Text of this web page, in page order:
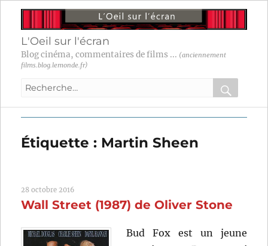
L'Oeil sur l'écran
Blog cinéma, commentaires de films ... (anciennement
films.blog.lemonde.fr)
Recherche
:
OK
Étiquette : Martin Sheen
28 octobre 2016
Wall Street (1987) de Oliver Stone
Bud Fox est un jeune